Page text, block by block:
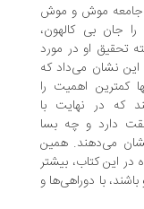
موش و موش
بی کالهون،
او در مورد
می‌داد که
اهمیت را
نهایت با
و چه بسا
همین
بیشتر
دوراهی‌ها و